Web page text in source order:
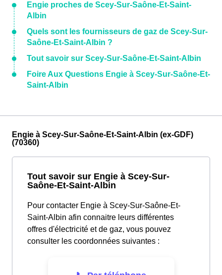
Engie proches de Scey-Sur-Saône-Et-Saint-
Albin
Quels sont les fournisseurs de gaz de Scey-Sur-
Saône-Et-Saint-Albin ?
Tout savoir sur Scey-Sur-Saône-Et-Saint-Albin
Foire Aux Questions Engie à Scey-Sur-Saône-Et-
Saint-Albin
Engie à Scey-Sur-Saône-Et-Saint-Albin (ex-GDF)
(70360)
Tout savoir sur Engie à Scey-Sur-
Saône-Et-Saint-Albin
Pour contacter Engie à Scey-Sur-Saône-Et-
Saint-Albin afin connaitre leurs différentes
offres d'électricité et de gaz, vous pouvez
consulter les coordonnées suivantes :